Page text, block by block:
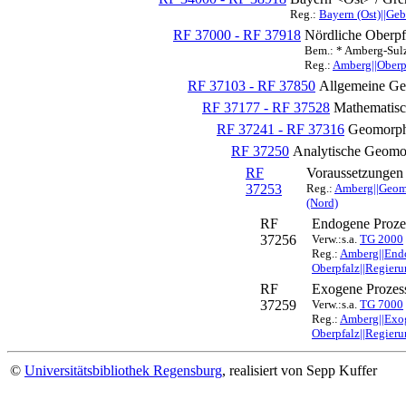
Reg.: Bayern
RF 37000 - RF 37918 Nördliche
Bem.: * Amberg-
Reg.:
RF 37103 - RF 37850 Allgemeine
RF 37177 - RF 37528
RF 37241 - RF 37316
RF 37250 Analytische
RF
37253
Reg.:
(Nord)
RF
37256
Endogene
Verw.:s.a. TG 2000
Reg.:
RF
37259
Exogene
Verw.:s.a. TG 7000
Reg.:
© Universitätsbibliothek Regensburg, realisiert von Sepp Kuffer